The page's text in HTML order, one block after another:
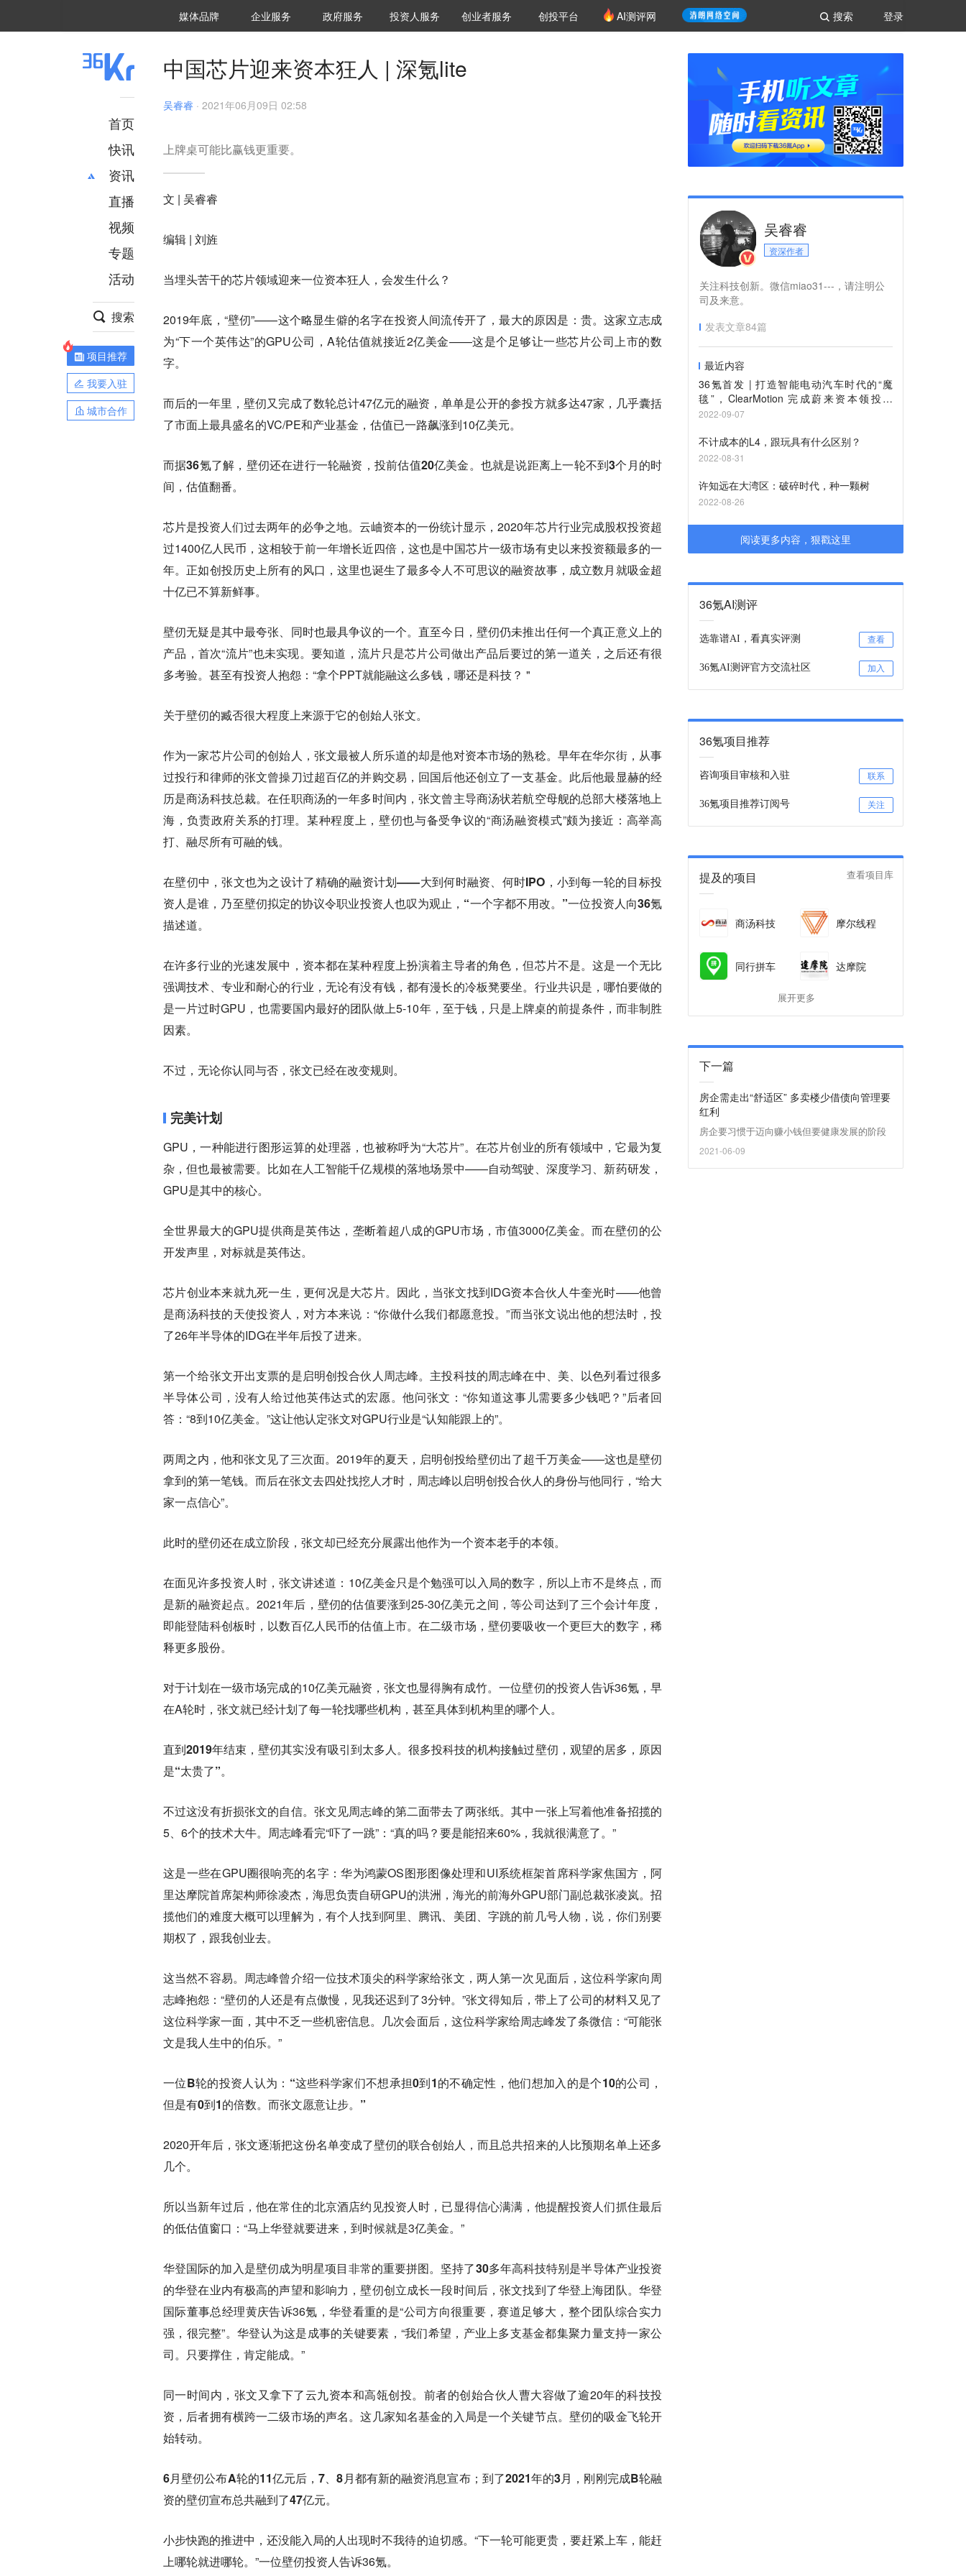
登录
搜索
媒体品牌 36Kr研究院
企业服务 城市之窗
政府服务 VClub投资机构库
投资机构职位推介
投资人服务 创投氪堂
创业者服务 创投平台 AI测评网
首页
快讯
资讯
推荐
财经
项目推荐
安徽
直播
视频
专题
活动
搜索
项目推荐
我要入驻
城市合作
中国芯片迎来资本狂人 | 深氪lite
吴睿睿 · 2021年06月09日 02:58
​上牌桌可能比赢钱更重要​。
文 | 吴睿睿
编辑 | 刘旌
当埋头苦干的芯片领域迎来一位资本狂人，会发生什么？
2019年底，“壁仞”——这个略显生僻的名字在投资人间流传开了，最大的原因是：贵。这家立志成
为“下一个英伟达”的GPU公司，A轮估值就接近2亿美金——这是个足够让一些芯片公司上市的数
字。
而后的一年里，壁仞又完成了数轮总计47亿元的融资，单单是公开的参投方就多达47家，几乎囊括
了市面上最具盛名的VC/PE和产业基金，估值已一路飙涨到10亿美元。
而据36氪了解，壁仞还在进行一轮融资，投前估值20亿美金。也就是说距离上一轮不到3个月的时
间，估值翻番。
芯片是投资人们过去两年的必争之地。云岫资本的一份统计显示，2020年芯片行业完成股权投资超
过1400亿人民币，这相较于前一年增长近四倍，这也是中国芯片一级市场有史以来投资额最多的一
年。正如创投历史上所有的风口，这里也诞生了最多令人不可思议的融资故事，成立数月就吸金超
十亿已不算新鲜事。
壁仞无疑是其中最夸张、同时也最具争议的一个。直至今日，壁仞仍未推出任何一个真正意义上的
产品，首次“流片”也未实现。要知道，流片只是芯片公司做出产品后要过的第一道关，之后还有很
多考验。甚至有投资人抱怨：“拿个PPT就能融这么多钱，哪还是科技？ "
关于壁仞的臧否很大程度上来源于它的创始人张文。
作为一家芯片公司的创始人，张文最被人所乐道的却是他对资本市场的熟稔。早年在华尔街，从事
过投行和律师的张文曾操刀过超百亿的并购交易，回国后他还创立了一支基金。此后他最显赫的经
历是商汤科技总裁。在任职商汤的一年多时间内，张文曾主导商汤状若航空母舰的总部大楼落地上
海，负责政府关系的打理。某种程度上，壁仞也与备受争议的“商汤融资模式”颇为接近：高举高
打、融尽所有可融的钱。
在壁仞中，张文也为之设计了精确的融资计划——大到何时融资、何时IPO，小到每一轮的目标投
资人是谁，乃至壁仞拟定的协议令职业投资人也叹为观止，“一个字都不用改。”一位投资人向36氪
描述道。
在许多行业的光速发展中，资本都在某种程度上扮演着主导者的角色，但芯片不是。这是一个无比
强调技术、专业和耐心的行业，无论有没有钱，都有漫长的冷板凳要坐。行业共识是，哪怕要做的
是一片过时GPU，也需要国内最好的团队做上5-10年，至于钱，只是上牌桌的前提条件，而非制胜
因素。
不过，无论你认同与否，张文已经在改变规则。
完美计划
GPU，一种能进行图形运算的处理器，也被称呼为“大芯片”。在芯片创业的所有领域中，它最为复
杂，但也最被需要。比如在人工智能千亿规模的落地场景中——自动驾驶、深度学习、新药研发，
GPU是其中的核心。
全世界最大的GPU提供商是英伟达，垄断着超八成的GPU市场，市值3000亿美金。而在壁仞的公
开发声里，对标就是英伟达。
芯片创业本来就九死一生，更何况是大芯片。因此，当张文找到IDG资本合伙人牛奎光时——他曾
是商汤科技的天使投资人，对方本来说：“你做什么我们都愿意投。”而当张文说出他的想法时，投
了26年半导体的IDG在半年后投了进来。
第一个给张文开出支票的是启明创投合伙人周志峰。主投科技的周志峰在中、美、以色列看过很多
半导体公司，没有人给过他英伟达式的宏愿。他问张文：“你知道这事儿需要多少钱吧？”后者回
答：“8到10亿美金。”这让他认定张文对GPU行业是“认知能跟上的”。
两周之内，他和张文见了三次面。2019年的夏天，启明创投给壁仞出了超千万美金——这也是壁仞
拿到的第一笔钱。而后在张文去四处找挖人才时，周志峰以启明创投合伙人的身份与他同行，“给大
家一点信心”。
此时的壁仞还在成立阶段，张文却已经充分展露出他作为一个资本老手的本领。
在面见许多投资人时，张文讲述道：10亿美金只是个勉强可以入局的数字，所以上市不是终点，而
是新的融资起点。2021年后，壁仞的估值要涨到25-30亿美元之间，等公司达到了三个会计年度，
即能登陆科创板时，以数百亿人民币的估值上市。在二级市场，壁仞要吸收一个更巨大的数字，稀
释更多股份。
对于计划在一级市场完成的10亿美元融资，张文也显得胸有成竹。一位壁仞的投资人告诉36氪，早
在A轮时，张文就已经计划了每一轮找哪些机构，甚至具体到机构里的哪个人。
直到2019年结束，壁仞其实没有吸引到太多人。很多投科技的机构接触过壁仞，观望的居多，原因
是“太贵了”。
不过这没有折损张文的自信。张文见周志峰的第二面带去了两张纸。其中一张上写着他准备招揽的
5、6个的技术大牛。周志峰看完“吓了一跳”：“真的吗？要是能招来60%，我就很满意了。”
这是一些在GPU圈很响亮的名字：华为鸿蒙OS图形图像处理和UI系统框架首席科学家焦国方，阿
里达摩院首席架构师徐凌杰，海思负责自研GPU的洪洲，海光的前海外GPU部门副总裁张凌岚。招
揽他们的难度大概可以理解为，有个人找到阿里、腾讯、美团、字跳的前几号人物，说，你们别要
期权了，跟我创业去。
这当然不容易。周志峰曾介绍一位技术顶尖的科学家给张文，两人第一次见面后，这位科学家向周
志峰抱怨：“壁仞的人还是有点傲慢，见我还迟到了3分钟。”张文得知后，带上了公司的材料又见了
这位科学家一面，其中不乏一些机密信息。几次会面后，这位科学家给周志峰发了条微信：“可能张
文是我人生中的伯乐。”
一位B轮的投资人认为：“这些科学家们不想承担0到1的不确定性，他们想加入的是个10的公司，
但是有0到1的倍数。而张文愿意让步。”
2020开年后，张文逐渐把这份名单变成了壁仞的联合创始人，而且总共招来的人比预期名单上还多
几个。
所以当新年过后，他在常住的北京酒店约见投资人时，已显得信心满满，他提醒投资人们抓住最后
的低估值窗口：“马上华登就要进来，到时候就是3亿美金。”
华登国际的加入是壁仞成为明星项目非常的重要拼图。 坚持了30多年高科技特别是半导体产业投资
的华登在业内有极高的声望和影响力，壁仞创立成长一段时间后，张文找到了华登上海团队。 华登
国际董事总经理黄庆告诉36氪，华登看重的是“公司方向很重要，赛道足够大，整个团队综合实力
强，很完整”。华登认为这是成事的关键要素，“我们希望，产业上多支基金都集聚力量支持一家公
司。只要撑住，肯定能成。”
同一时间内，张文又拿下了云九资本和高瓴创投。前者的创始合伙人曹大容做了逾20年的科技投
资，后者拥有横跨一二级市场的声名。这几家知名基金的入局是一个关键节点。壁仞的吸金飞轮开
始转动。
6月壁仞公布A轮的11亿元后，7、8月都有新的融资消息宣布；到了2021年的3月，刚刚完成B轮融
资的壁仞宣布总共融到了47亿元。
小步快跑的推进中，还没能入局的人出现时不我待的迫切感。“下一轮可能更贵，要赶紧上车，能赶
上哪轮就进哪轮。”一位壁仞投资人告诉36氪。
吴睿睿
资深作者
关注科技创新。微信miao31---，请注明公
司及来意。
发表文章84篇
最近内容
36氪首发 | 打造智能电动汽车时代的“魔
毯”，ClearMotion 完成蔚来资本领投的
3900万美元融资
2022-09-07
不计成本的L4，跟玩具有什么区别？
2022-08-31
许知远在大湾区：破碎时代，种一颗树
2022-08-26
阅读更多内容，狠戳这里
36氪AI测评
选靠谱AI，看真实评测 查看
36氪AI测评官方交流社区 加入
36氪项目推荐
咨询项目审核和入驻 联系
36氪项目推荐订阅号 关注
提及的项目 查看项目库
商汤科技 摩尔线程
同行拼车 达摩院
展开更多
下一篇
房企需走出“舒适区” 多卖楼少借债向管理要
红利
房企要习惯于迈向赚小钱但要健康发展的阶段
2021-06-09